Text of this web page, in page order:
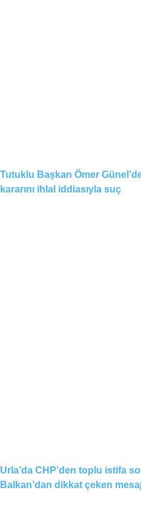
Tutuklu Başkan Ömer
kararını ihlal iddiasıyla suç
Urla’da CHP’den toplu istifa
Balkan’dan dikkat çeken